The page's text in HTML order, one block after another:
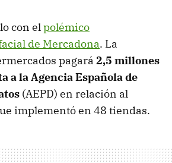
con elpolémico
de Mercadona. La
pagará 2,5 millones
a la Agencia Española de
(AEPD) en relación al
implementó en 48 tiendas.